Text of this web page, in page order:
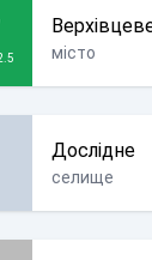
місто
Дослідне
селище